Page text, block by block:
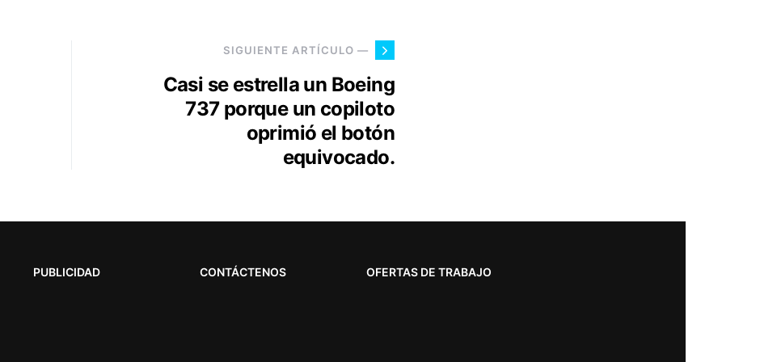
SIGUIENTE ARTÍCULO —
Casi se estrella un Boeing
737 porque un copiloto
oprimió el botón
equivocado.
PUBLICIDAD CONTÁCTENOS OFERTAS DE TRABAJO